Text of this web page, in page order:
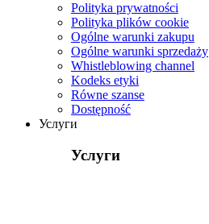
Polityka prywatności
Polityka plików cookie
Ogólne warunki zakupu
Ogólne warunki sprzedaży
Whistleblowing channel
Kodeks etyki
Równe szanse
Dostępność
Услуги
Услуги